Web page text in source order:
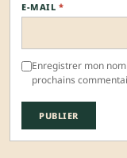
E-MAIL *
Enregistrer mon
prochains